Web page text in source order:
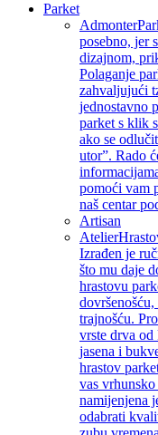
Parket
Admonter
posebno, jer
dizajnom,
Polaganje
zahvaljujući
jednostavno
parket s klik
ako se
utor”. Rado
pomoći vam
naš centar
Artisan
Atelier
Izrađen je
što mu daje
hrastovu
trajnošću.
vrste drva
jasena i
hrastov
vas
namijenjena
odabrati